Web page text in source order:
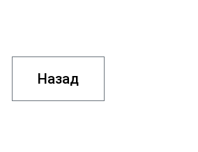
Назад